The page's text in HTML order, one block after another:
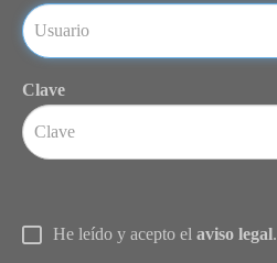
Clave
He leído y acepto el aviso legal.